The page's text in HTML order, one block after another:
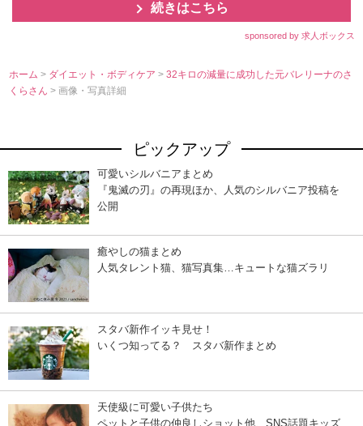
続きはこちら
sponsored by 求人ボックス
ホーム > ダイエット・ボディケア>32キロの減量に成功した元バレリーナのさ
くらさん> 画像・写真詳細
ピックアップ
可愛いシルバニアまとめ
『鬼滅の刃』の再現ほか、人気のシルバニア投稿を
公開
癒やしの猫まとめ
人気タレント猫、猫写真集…キュートな猫ズラリ
スタバ新作イッキ見せ！
いくつ知ってる？ スタバ新作まとめ
天使級に可愛い子供たち
ペットと子供の仲良しショット他、SNS話題キッズ